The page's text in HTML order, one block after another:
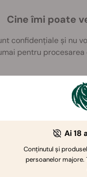
Cine îmi poate
confidențiale și nu
pentru
te rugăm să
servicii clienți. Ai
Ai 18
Conținutul și
persoanelor majore.